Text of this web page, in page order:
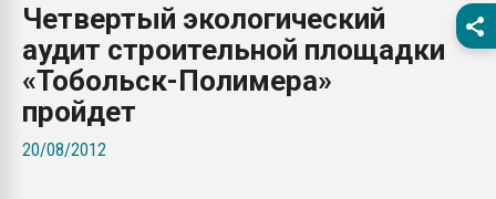
28.07.2026
ситуацией на
Четвертый экологический
аудит строительной площадки
«Тобольск-Полимера»
пройдет
20/08/2012